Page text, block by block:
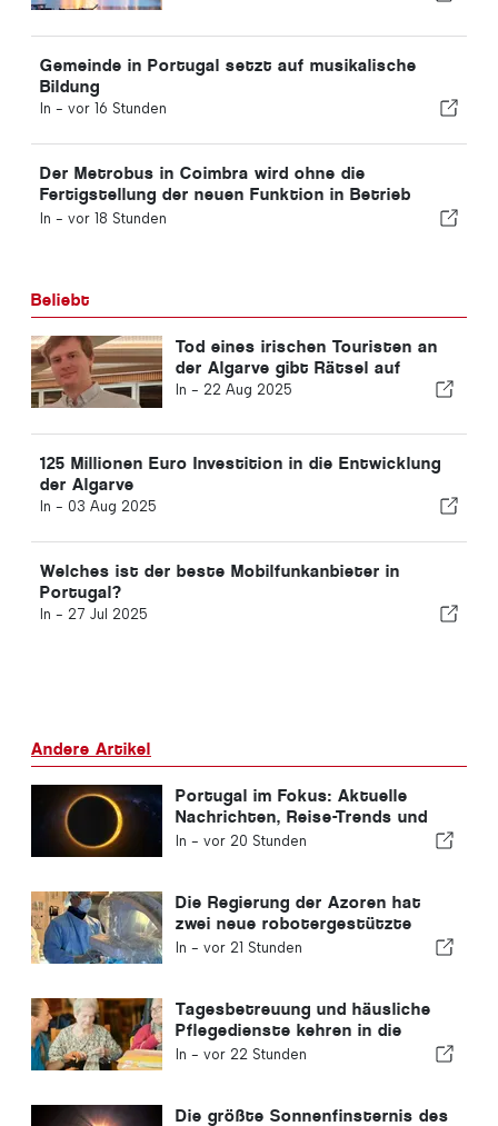
Gemeinde in Portugal setzt auf musikalische
Bildung
In - vor 16 Stunden
Der Metrobus in Coimbra wird ohne die
Fertigstellung der neuen Funktion in Betrieb
genommen
In - vor 18 Stunden
Beliebt
Tod eines irischen Touristen an
der Algarve gibt Rätsel auf
In - 22 Aug 2025
125 Millionen Euro Investition in die Entwicklung
der Algarve
In - 03 Aug 2025
Welches ist der beste Mobilfunkanbieter in
Portugal?
In - 27 Jul 2025
Andere Artikel
Portugal im Fokus: Aktuelle
Nachrichten, Reise-Trends und
die wichtigsten Schlagzeilen
In - vor 20 Stunden
Die Regierung der Azoren hat
zwei neue robotergestützte
Operationssysteme angeschafft
In - vor 21 Stunden
Tagesbetreuung und häusliche
Pflegedienste kehren in die
portugiesische Gemeinde zurück
In - vor 22 Stunden
Die größte Sonnenfinsternis des